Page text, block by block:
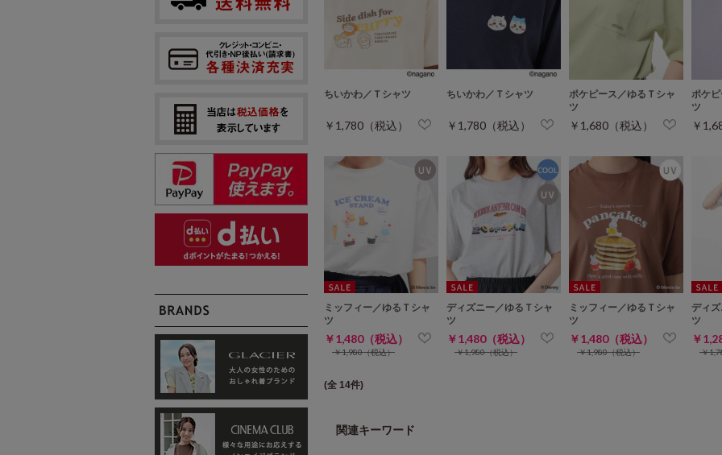
ちいかわ／Ｔシャツ
￥1,780（税込）
ちいかわ／Ｔシャツ
￥1,780（税込）
ポケピース／ゆるＴシャ
ツ
￥1,680（税込）
ポケ
ツ
￥
ミッフィー／ゆるＴシャ
ツ
￥1,480（税込）
￥1,980（税込）
ディズニー／ゆるＴシャ
ツ
￥1,480（税込）
￥1,980（税込）
ミッフィー／ゆるＴシャ
ツ
￥1,480（税込）
￥1,980（税込）
ディ
ツ
￥
￥
(全 14件)
関連キーワード